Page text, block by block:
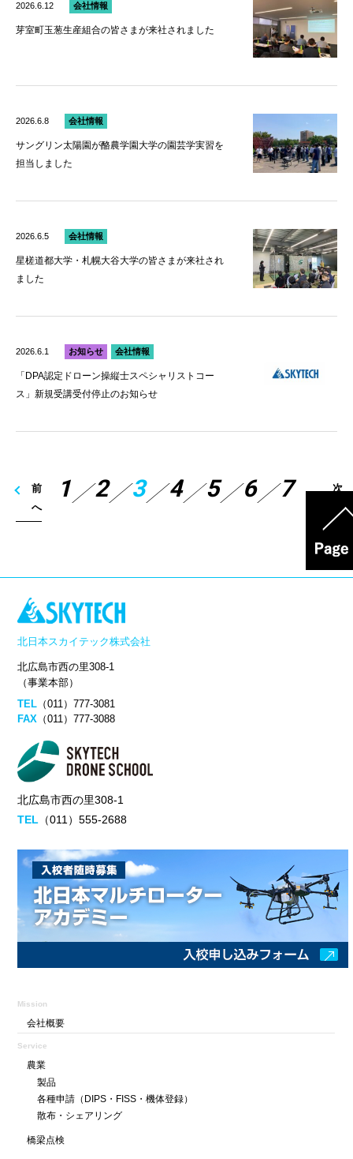
2026.6.12 会社情報
芽室町玉葱生産組合の皆さまが来社されました
2026.6.8 会社情報
サングリン太陽園が酪農学園大学の園芸学実習を
担当しました
2026.6.5 会社情報
星槎道都大学・札幌大谷大学の皆さまが来社され
ました
2026.6.1 お知らせ 会社情報
「DPA認定ドローン操縦士スペシャリストコー
ス」新規受講受付停止のお知らせ
前
へ
1 2 3 4 5 6 7
次
へ
北日本スカイテック株式会社
北広島市西の里308-1
（事業本部）
TEL （011）777-3081
FAX （011）777-3088
北広島市西の里308-1
TEL （011）555-2688
Mission
会社概要
Service
農業
製品
各種申請 （DIPS・FISS・機体登録）
散布・シェアリング
橋梁点検